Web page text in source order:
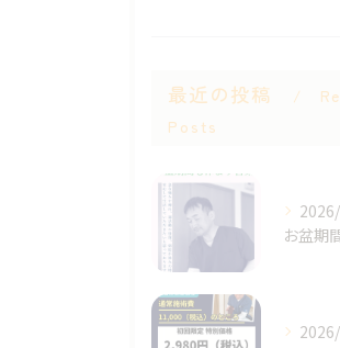
最近の投稿
Posts